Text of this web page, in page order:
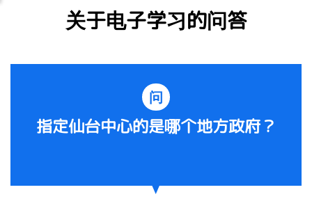
关于电子学习的问答
问
指定仙台中心的是哪个地方政府？